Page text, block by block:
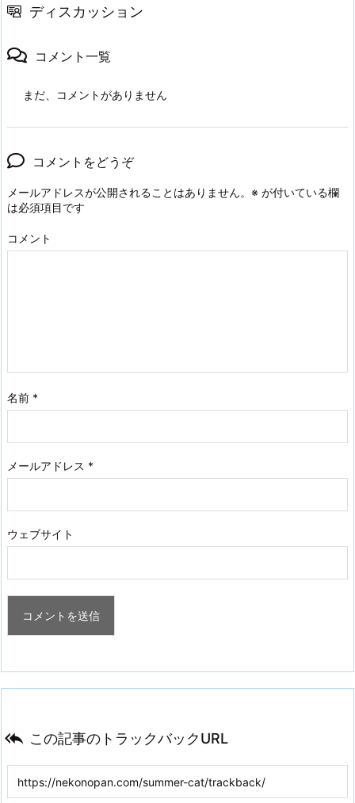
ディスカッション
コメント一覧
まだ、コメントがありません
コメントをどうぞ
メールアドレスが公開されることはありません。 ※ が付いている欄
は必須項目です
コメント
名前 *
メールアドレス *
ウェブサイト
 この記事のトラックバックURL